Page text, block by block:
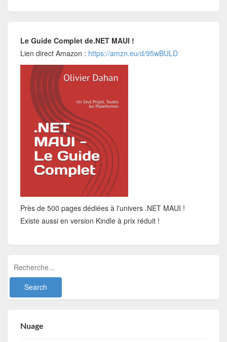
Le Guide Complet de.NET MAUI !
Lien direct Amazon : https://amzn.eu/d/95wBULD
Près de 500 pages dédiées à l'univers .NET MAUI !
Existe aussi en version Kindle à prix réduit !
Nuage